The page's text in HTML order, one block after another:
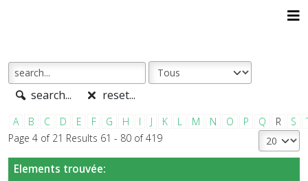
search... reset...
A B C D E F G H I J K L M N O P Q R S
Page 4 of 21 Results 61 - 80 of 419
Elements trouvée: